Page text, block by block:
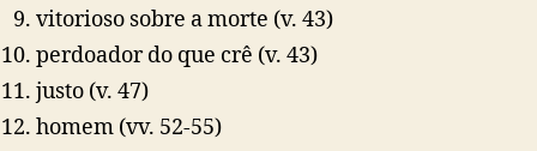
vitorioso sobre a morte (v. 43)
perdoador do que crê (v. 43)
justo (v. 47)
homem (vv. 52-55)